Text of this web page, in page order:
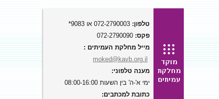
טלפון:
פקס:
מייל מחלקת העמיתים :
moked@kavb.org.il
מענה טלפוני:
ימי א'-ה' בין השעות 08:00-16:00
כתובת למכתבים: